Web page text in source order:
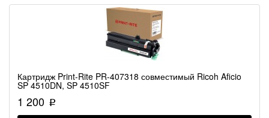
Картридж Print-Rite PR-407318 совместимый Ricoh Aficio
SP 4510DN, SP 4510SF
1 200 p